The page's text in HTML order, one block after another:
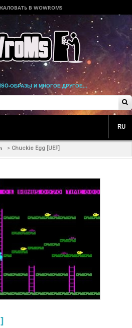
В WOWROMS
ОБРАЗЫ И МНОГОЕ ДРУГОЕ...
RU
> Chuckie Egg [UEF]